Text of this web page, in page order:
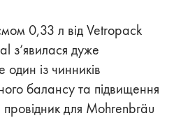
0,33 л від Vetropack
з’явилася дуже
із чинників
балансу та підвищення
провідник для Mohrenbräu